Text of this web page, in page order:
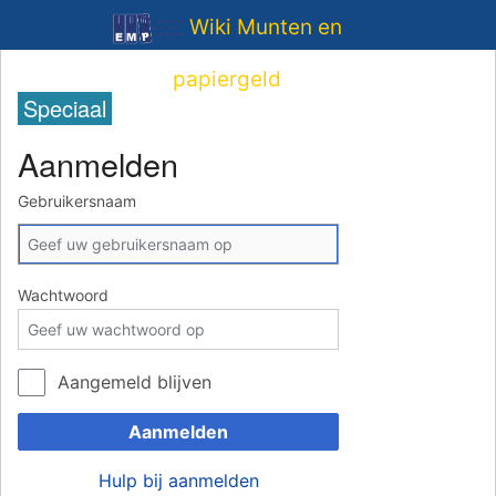
Wiki Munten en
papiergeld
Speciaal
Aanmelden
Gebruikersnaam
Wachtwoord
Aangemeld blijven
Aanmelden
Hulp bij aanmelden